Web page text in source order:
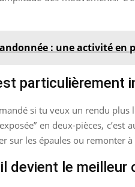
: une activité en
particulièrement
si tu veux un rendu
en deux-pièces,
sur les épaules ou remonter à
devient le meilleur